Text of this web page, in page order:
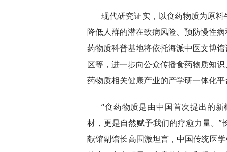
现代研究证实，以食药物质为原
降低人群的潜在致病风险、预防慢性
药物质科普基地将依托海派中医文博
区等，进一步向公众传播食药物质知
药物质相关健康产业的产学研一体化
“食药物质是由中国首次提出的
材，更是自然赋予我们的疗愈力量。
献馆副馆长高围溦坦言，中国传统医